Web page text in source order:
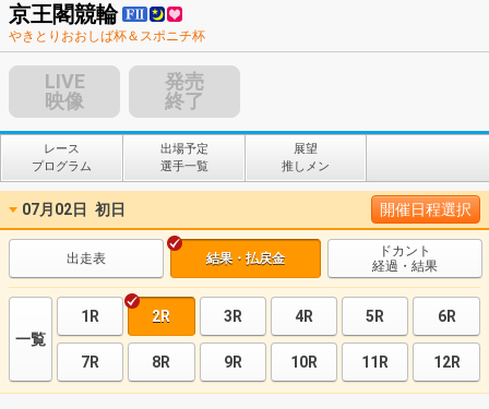
京王閣競輪
やきとりおおしば杯＆スポニチ杯
LIVE
映像
発売
終了
レース
プログラム
出場予定
選手一覧
展望
推しメン
07月02日 初日 開催日程選択
出走表 結果・払戻金
ドカント
経過・結果
一覧
1R 2R 3R 4R 5R 6R
7R 8R 9R 10R 11R 12R